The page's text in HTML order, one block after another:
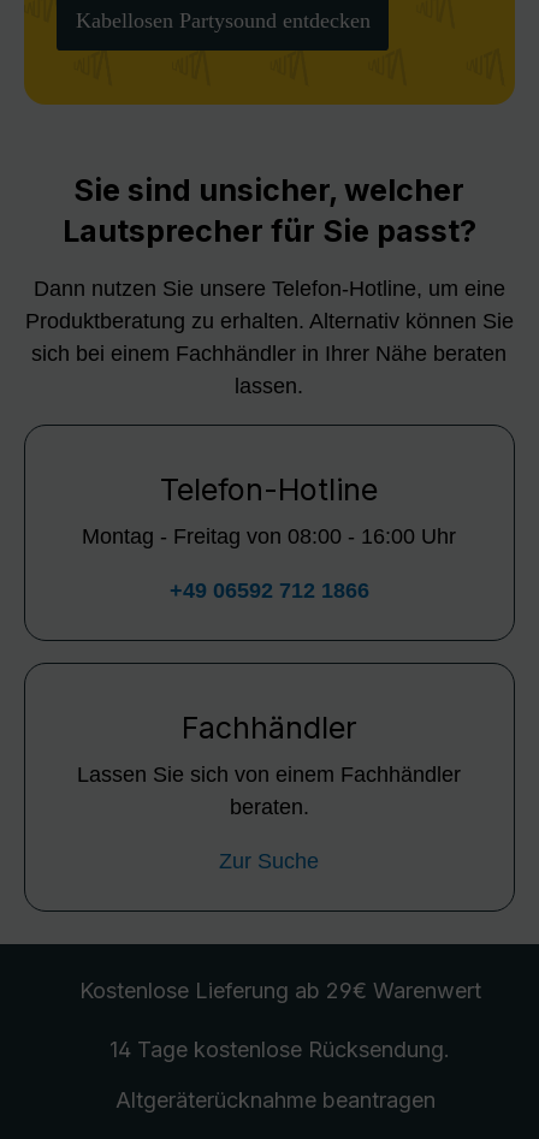
Kabellosen Partysound entdecken
Sie sind unsicher, welcher
Lautsprecher für Sie passt?
Dann nutzen Sie unsere Telefon-Hotline, um eine
Produktberatung zu erhalten. Alternativ können Sie
sich bei einem Fachhändler in Ihrer Nähe beraten
lassen.
Telefon-Hotline
Montag - Freitag von 08:00 - 16:00 Uhr
+49 06592 712 1866
Fachhändler
Lassen Sie sich von einem Fachhändler
beraten.
Zur Suche
Kostenlose Lieferung ab 29€ Warenwert
14 Tage kostenlose Rücksendung.
Altgeräterücknahmebeantragen